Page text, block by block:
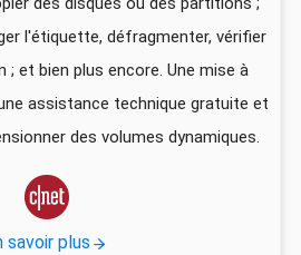
l'étiquette, défragmenter, vérifier
; et bien plus encore. Une mise à
assistance technique gratuite et
des volumes dynamiques.

savoir plus